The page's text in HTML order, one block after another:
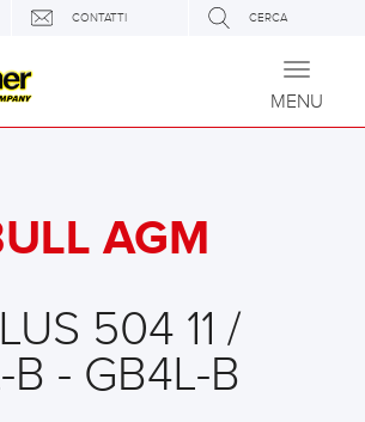
CONTATTI CERCA
Toggle
MENU
AGM
504 11 /
B - GB4L-B